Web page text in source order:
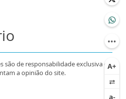
são de responsabilidade exclusiva de
a opinião do site.